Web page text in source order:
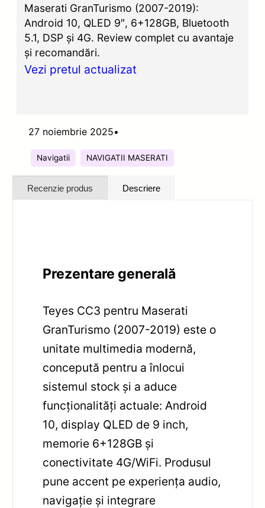
Maserati GranTurismo (2007-2019):
Android 10, QLED 9″, 6+128GB, Bluetooth
5.1, DSP și 4G. Review complet cu avantaje
și recomandări.
Vezi pretul actualizat
27 noiembrie 2025•
Navigatii NAVIGATII MASERATI
Recenzie produs Descriere
Prezentare generală
Teyes CC3 pentru Maserati
GranTurismo (2007-2019) este o
unitate multimedia modernă,
concepută pentru a înlocui
sistemul stock și a aduce
funcționalități actuale: Android
10, display QLED de 9 inch,
memorie 6+128GB și
conectivitate 4G/WiFi. Produsul
pune accent pe experiența audio,
navigație și integrare